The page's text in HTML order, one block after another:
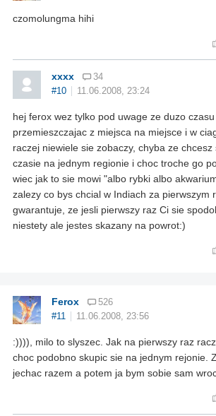
czomolungma hihi
xxxx
34
#10
11.06.2008, 23:24
hej ferox wez tylko pod uwage ze duzo
przemieszczajac z miejsca na miejsce i w
raczej niewiele sie zobaczy, chyba ze chcesz
czasie na jednym regionie i choc troche go
wiec jak to sie mowi "albo rybki albo
zalezy co bys chcial w Indiach za pierwszym
gwarantuje, ze jesli pierwszy raz Ci sie
niestety ale jestes skazany na powrot:)
Ferox
526
#11
11.06.2008, 23:56
:)))), milo to slyszec. Jak na pierwszy raz
choc podobno skupic sie na jednym rejonie.
jechac razem a potem ja bym sobie sam